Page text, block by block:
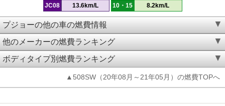
JC08 13.6km/L 10・15 8.2km/L
プジョーの他の車の燃費情報
他のメーカーの燃費ランキング
ボディタイプ別燃費ランキング
▲508SW（20年08月～21年05月）の燃費TOPへ